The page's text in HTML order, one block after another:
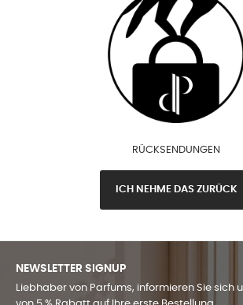
RÜCKSENDUNGEN
ICH NEHME DAS ZURÜCK
NEWSLETTER SIGNUP
Liebhaber von Parfums, informieren Sie sich